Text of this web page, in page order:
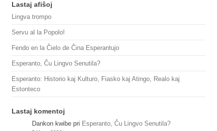
Lastaj afiŝoj
Lingva trompo
Servu al la Popolo!
Fendo en la Ĉielo de Ĉina Esperantujo
Esperanto, Ĉu Lingvo Senutila?
Esperanto: Historio kaj Kulturo, Fiasko kaj Atingo, Realo kaj
Estonteco
Lastaj komentoj
Dankon kwibe pri Esperanto, Ĉu Lingvo Senutila?